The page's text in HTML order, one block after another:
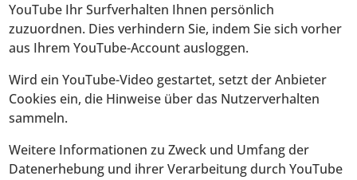
YouTube Ihr Surfverhalten Ihnen persönlich
zuzuordnen. Dies verhindern Sie, indem Sie sich vorher
aus Ihrem YouTube-Account ausloggen.
Wird ein YouTube-Video gestartet, setzt der Anbieter
Cookies ein, die Hinweise über das Nutzerverhalten
sammeln.
Weitere Informationen zu Zweck und Umfang der
Datenerhebung und ihrer Verarbeitung durch YouTube